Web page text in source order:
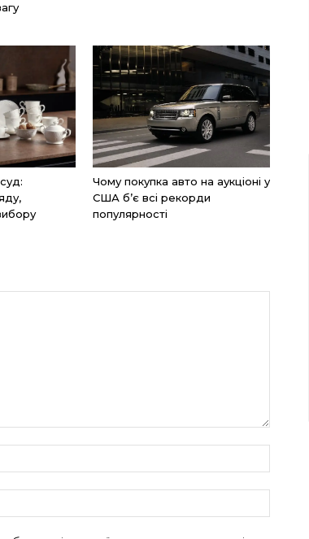
Чому покупка авто на аукціоні у
США б’є всі рекорди
популярності